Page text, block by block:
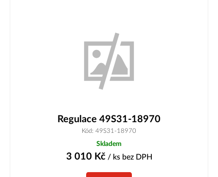
Regulace 49S31-18970
Kód: 49S31-18970
Skladem
3 010 Kč/ ks bez DPH